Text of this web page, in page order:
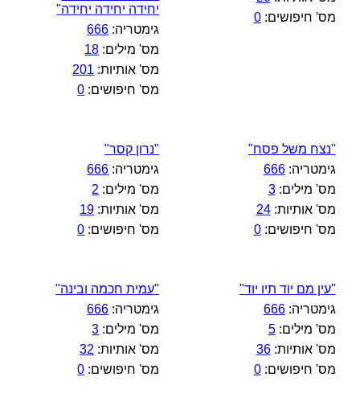
מס' חיפושים:0
יחידה יחידה יחידה"
גימטריה: 666
מס' מילים: 18
מס' אותיות: 201
מס' חיפושים: 0
"נצח משל פסח"
גימטריה:666
מס' מילים:3
מס' אותיות:24
מס' חיפושים:0
"נרון קסר"
גימטריה: 666
מס' מילים: 2
מס' אותיות: 19
מס' חיפושים: 0
"עין מם יוד תיו יוד"
גימטריה:666
מס' מילים:5
מס' אותיות:36
מס' חיפושים:0
"עמית חכמה ובינה"
גימטריה: 666
מס' מילים: 3
מס' אותיות: 32
מס' חיפושים: 0